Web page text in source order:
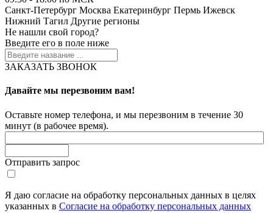
Санкт-Петербург Москва Екатеринбург Пермь Ижевск
Нижний Тагил Другие регионы
Не нашли свой город?
Введите его в поле ниже
ЗАКАЗАТЬ ЗВОНОК
Давайте мы перезвоним вам!
Оставьте номер телефона, и мы перезвоним в течение 30
минут (в рабочее время).
Отправить запрос
Я даю согласие на обработку персональных данных в целях
указанных в Согласие на обработку персональных данных